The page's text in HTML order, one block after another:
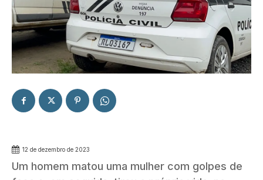
12 de dezembro de 2023
Um homem matou uma mulher com golpes de